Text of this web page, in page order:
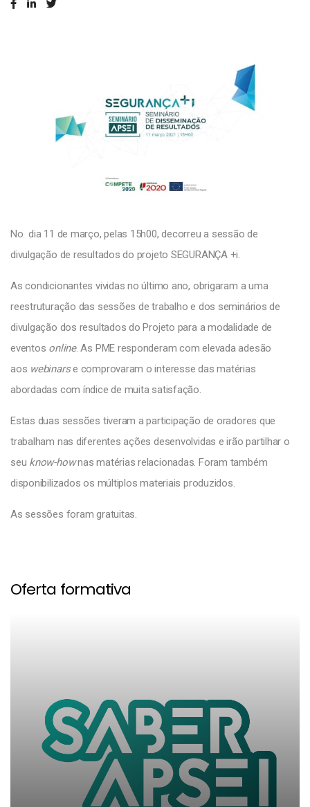
No dia 11 de março, pelas 15h00, decorreu a sessão de
divulgação de resultados do projeto SEGURANÇA +i.
As condicionantes vividas no último ano, obrigaram a uma
reestruturação das sessões de trabalho e dos seminários de
divulgação dos resultados do Projeto para a modalidade de
eventos online. As PME responderam com elevada adesão
aos webinarse comprovaram o interesse das matérias
abordadas com índice de muita satisfação.
Estas duas sessões tiveram a participação de oradores que
trabalham nas diferentes ações desenvolvidas e irão partilhar o
seu know-hownas matérias relacionadas. Foram também
disponibilizados os múltiplos materiais produzidos.
As sessões foram gratuitas.
Oferta formativa